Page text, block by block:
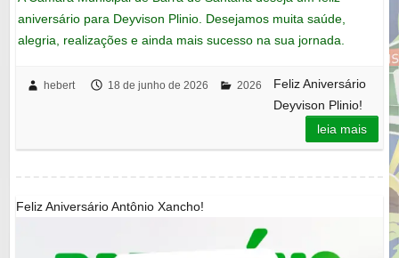
aniversário para Deyvison Plinio. Desejamos muita saúde,
alegria, realizações e ainda mais sucesso na sua jornada.
hebert 18 de junho de 2026 2026
Feliz Aniversário
Deyvison Plinio!
leia mais
Feliz Aniversário Antônio Xancho!